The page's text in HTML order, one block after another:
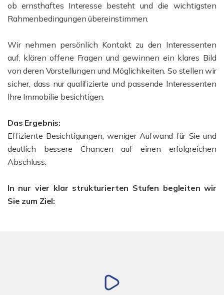
ob ernsthaftes Interesse besteht und die wichtigsten
Rahmenbedingungen übereinstimmen.
Wir nehmen persönlich Kontakt zu den Interessenten
auf, klären offene Fragen und gewinnen ein klares Bild
von deren Vorstellungen und Möglichkeiten. So stellen wir
sicher, dass nur qualifizierte und passende Interessenten
Ihre Immobilie besichtigen.
Das Ergebnis:
Effiziente Besichtigungen, weniger Aufwand für Sie und
deutlich bessere Chancen auf einen erfolgreichen
Abschluss.
In nur vier klar strukturierten Stufen begleiten wir
Sie zum Ziel: